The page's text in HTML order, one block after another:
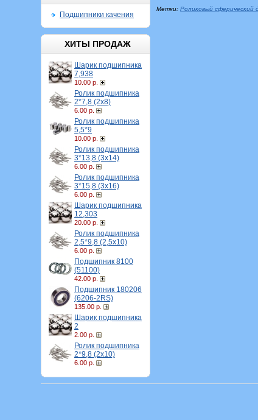
Подшипники качения
ХИТЫ ПРОДАЖ
Шарик подшипника
7,938
10.00 р.
Ролик подшипника
2*7,8 (2х8)
6.00 р.
Ролик подшипника
5,5*9
10.00 р.
Ролик подшипника
3*13,8 (3х14)
6.00 р.
Ролик подшипника
3*15,8 (3х16)
6.00 р.
Шарик подшипника
12,303
20.00 р.
Ролик подшипника
2,5*9,8 (2,5х10)
6.00 р.
Подшипник 8100
(51100)
42.00 р.
Подшипник 180206
(6206-2RS)
135.00 р.
Шарик подшипника
2
2.00 р.
Ролик подшипника
2*9,8 (2х10)
6.00 р.
Метки: Роликовый сферический